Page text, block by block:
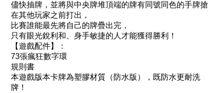
儘快抽牌，並將與中央牌堆頂端的牌有同號同色的手牌搶
在其他玩家之前打出，
比賽誰能最先將自己的牌疊出完，
只有眼光銳利和、身手敏捷的人才能獲得勝利！
【遊戲配件】：
73張瘋狂數字環
規則書
本遊戲版本卡牌為塑膠材質（防水版），既防水更耐洗
牌！